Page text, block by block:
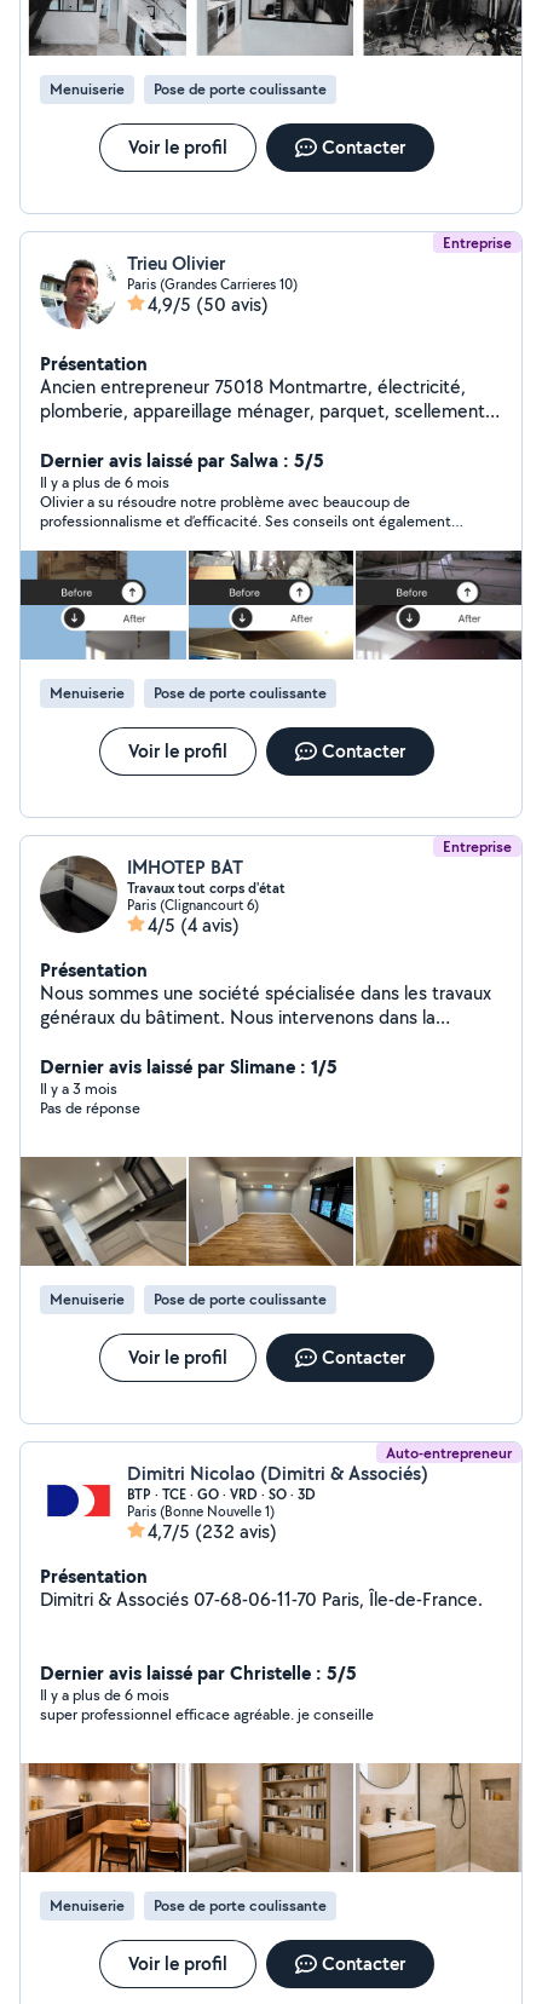
Menuiserie Pose de porte coulissante
Voir le profil Contacter
Entreprise
Trieu Olivier
Paris (Grandes Carrieres 10)
4,9/5 (50 avis)
Présentation
Ancien entrepreneur 75018 Montmartre, électricité,
plomberie, appareillage ménager, parquet, scellement
soudure, peinture et finition, rideaux luminaires.
Réparations diverses ! Plus qu'un voisin ! Compte MERO
Pro avec M Omer TUNCER
https://photos.app.goo.gl/G5Jc7g6jV75pYHej8 JE
N'ARRIVES PAS À RÉPONDRE AUX DEMANDES PRIVÉES
faites-la dans la catégorie bricolage s'il vous plaît
Dernier avis laissé par Salwa : 5/5
Il y a plus de 6 mois
Olivier a su résoudre notre problème avec beaucoup de
professionnalisme et d’efficacité. Ses conseils ont également
Menuiserie Pose de porte coulissante
Voir le profil Contacter
Entreprise
IMHOTEP BAT
Travaux tout corps d'état
Paris (Clignancourt 6)
4/5 (4 avis)
Présentation
Nous sommes une société spécialisée dans les travaux
généraux du bâtiment. Nous intervenons dans la
et extérieur. Notre équipe qualifiée garantit un travail
soigné, dans le respect des délais et des normes. Nous
accompagnons nos clients de l'étude du projet jusqu'à la
satisfaction client et la fiabilité de nos prestations. Nous
proposons des solutions adaptées à tous types de
projets, pour particuliers et professionnels.
Dernier avis laissé par Slimane : 1/5
Il y a 3 mois
Pas de réponse
Menuiserie Pose de porte coulissante
Voir le profil Contacter
Auto-entrepreneur
Dimitri Nicolao (Dimitri & Associés)
BTP · TCE · GO · VRD · SO · 3D
Paris (Bonne Nouvelle 1)
4,7/5 (232 avis)
Présentation
Dimitri & Associés 07-68-06-11-70 Paris, Île-de-France.
Dernier avis laissé par Christelle : 5/5
Il y a plus de 6 mois
super professionnel efficace agréable. je conseille
Menuiserie Pose de porte coulissante
Voir le profil Contacter